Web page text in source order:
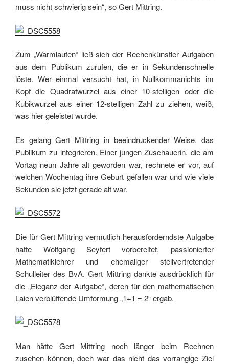
muss nicht schwierig sein“, so Gert Mittring.
Zum „Warmlaufen“ ließ sich der Rechenkünstler Aufgaben
aus dem Publikum zurufen, die er in Sekundenschnelle
löste. Wer einmal versucht hat, in Nullkommanichts im
Kopf die Quadratwurzel aus einer 10-stelligen oder die
Kubikwurzel aus einer 12-stelligen Zahl zu ziehen, weiß,
was hier geleistet wurde.
Es gelang Gert Mittring in beeindruckender Weise, das
Publikum zu integrieren. Einer jungen Zuschauerin, die am
Vortag neun Jahre alt geworden war, rechnete er vor, auf
welchen Wochentag ihre Geburt gefallen war und wie viele
Sekunden sie jetzt gerade alt war.
Die für Gert Mittring vermutlich herausforderndste Aufgabe
hatte Wolfgang Seyfert vorbereitet, passionierter
Mathematiklehrer und ehemaliger stellvertretender
Schulleiter des BvA. Gert Mittring dankte ausdrücklich für
die „Eleganz der Aufgabe“, deren für den mathematischen
Laien verblüffende Umformung „1+1 = 2“ ergab.
Man hätte Gert Mittring noch länger beim Rechnen
zusehen können, doch war das nicht das vorrangige Ziel